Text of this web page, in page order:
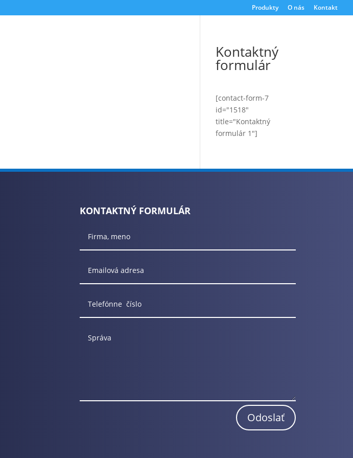
Produkty O nás Kontakt
Kontaktný
formulár
[contact-form-7
id="1518"
title="Kontaktný
formulár 1"]
KONTAKTNÝ FORMULÁR
Odoslať